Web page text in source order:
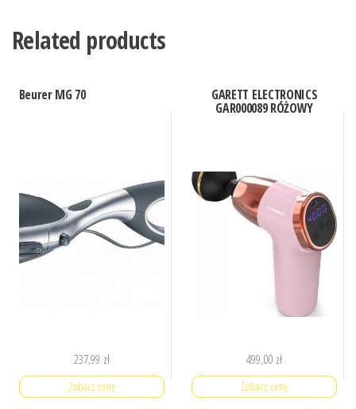
Related products
Beurer MG 70
237,99 zł
Zobacz cenę
GARETT ELECTRONICS
GAR000089 RÓŻOWY
499,00 zł
Zobacz cenę